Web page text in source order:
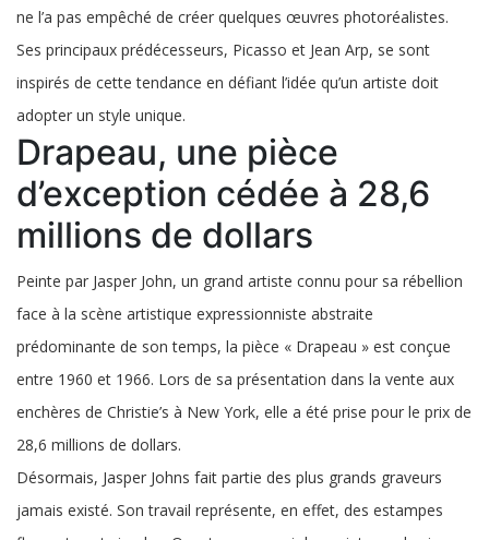
ne l’a pas empêché de créer quelques œuvres photoréalistes.
Ses principaux prédécesseurs, Picasso et Jean Arp, se sont
inspirés de cette tendance en défiant l’idée qu’un artiste doit
adopter un style unique.
Drapeau, une pièce
d’exception cédée à 28,6
millions de dollars
Peinte par Jasper John, un grand artiste connu pour sa rébellion
face à la scène artistique expressionniste abstraite
prédominante de son temps, la pièce « Drapeau » est conçue
entre 1960 et 1966. Lors de sa présentation dans la vente aux
enchères de Christie’s à New York, elle a été prise pour le prix de
28,6 millions de dollars.
Désormais, Jasper Johns fait partie des plus grands graveurs
jamais existé. Son travail représente, en effet, des estampes